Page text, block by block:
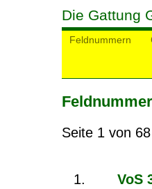
Die Gattung
Feldnummern
Seite 1 von
VoS